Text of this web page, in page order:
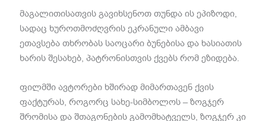
მაგალითისათვის გავიხსენოთ თუნდა ის ეპიზოდი,
სადაც ხუროთმოძღვრის ეკრანული ამბავი
ეთავსება თხრობას საოცარი ბუნებისა და ხასიათის
ხარის შესახებ, პატრონისთვის ქვებს რომ ეზიდება.
ფილმში ავტორები ხშირად მიმართავენ ქვის
ფაქტურას, როგორც სახე-სიმბოლოს – ზოგჯერ
შრომისა და შთაგონების გამომხატველს, ზოგჯერ კი